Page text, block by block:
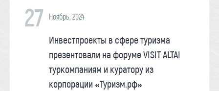
27 Ноябрь, 2024
Инвестпроекты в сфере туризма
презентовали на форуме VISIT ALTAI
туркомпаниям и куратору из
корпорации «Туризм.рф»